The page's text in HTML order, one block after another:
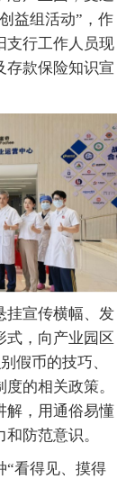
益组活动”，作
支行工作人员现
存款保险知识宣
宣传横幅、发
式，向产业园区
假币的技巧、
的相关政策。
解，用通俗易懂
防范意识。
看得见、摸得